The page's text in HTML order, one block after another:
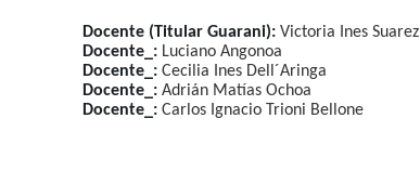
Docente (Titular Guarani): Victoria Ines Suarez
Docente_: Luciano Angonoa
Docente_: Cecilia Ines Dell´Aringa
Docente_: Adrián Matías Ochoa
Docente_: Carlos Ignacio Trioni Bellone